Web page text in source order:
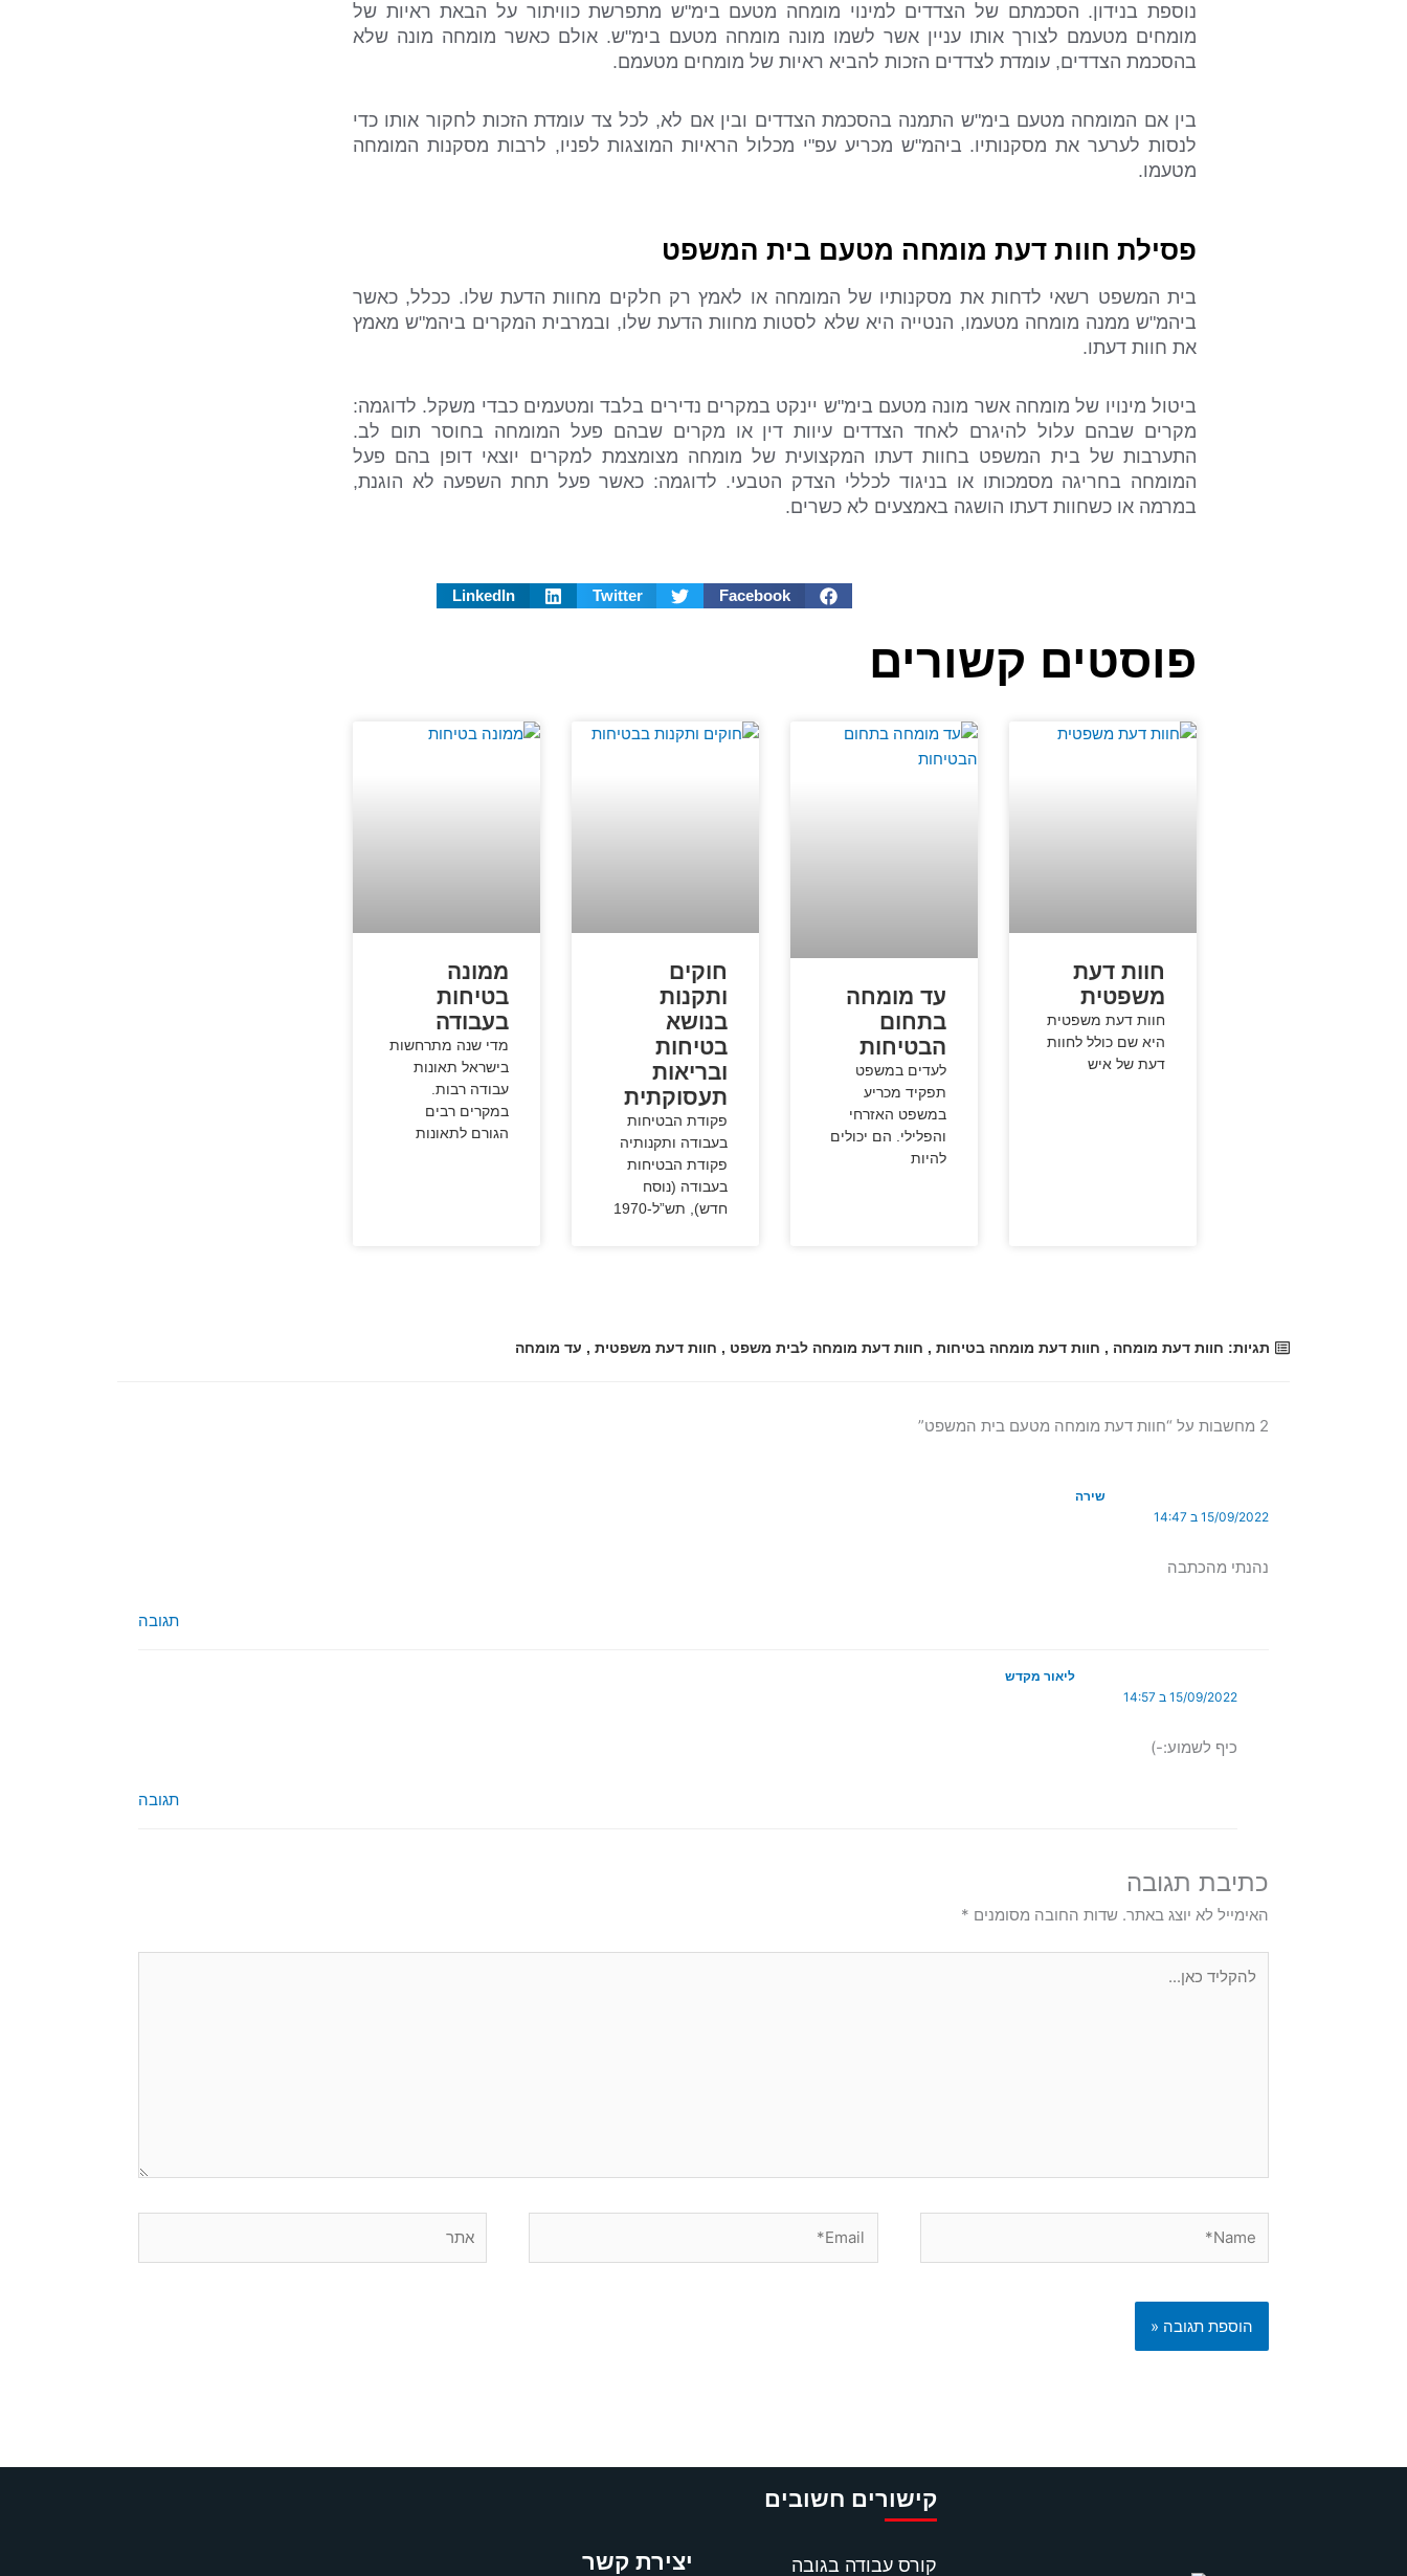
נוספת בנידון. הסכמתם של הצדדים למינוי מומחה מטעם בימ"ש מתפרשת כוויתור על הבאת ראיות של
מומחים מטעמם לצורך אותו עניין אשר לשמו מונה מומחה מטעם בימ"ש. אולם כאשר מומחה מונה שלא
בהסכמת הצדדים, עומדת לצדדים הזכות להביא ראיות של מומחים מטעמם.
בין אם המומחה מטעם בימ"ש התמנה בהסכמת הצדדים ובין אם לא, לכל צד עומדת הזכות לחקור אותו כדי
לנסות לערער את מסקנותיו. ביהמ"ש מכריע עפ"י מכלול הראיות המוצגות לפניו, לרבות מסקנות המומחה
מטעמו.
פסילת חוות דעת מומחה מטעם בית המשפט
בית המשפט רשאי לדחות את מסקנותיו של המומחה או לאמץ רק חלקים מחוות הדעת שלו. ככלל, כאשר
ביהמ"ש ממנה מומחה מטעמו, הנטייה היא שלא לסטות מחוות הדעת שלו, ובמרבית המקרים ביהמ"ש מאמץ
את חוות דעתו.
ביטול מינויו של מומחה אשר מונה מטעם בימ"ש יינקט במקרים נדירים בלבד ומטעמים כבדי משקל. לדוגמה:
מקרים שבהם עלול להיגרם לאחד הצדדים עיוות דין או מקרים שבהם פעל המומחה בחוסר תום לב.
התערבות של בית המשפט בחוות דעתו המקצועית של מומחה מצומצמת למקרים יוצאי דופן בהם פעל
המומחה בחריגה מסמכותו או בניגוד לכללי הצדק הטבעי. לדוגמה: כאשר פעל תחת השפעה לא הוגנת,
במרמה או כשחוות דעתו הושגה באמצעים לא כשרים.
Facebook
Twitter
LinkedIn
פוסטים קשורים
חוות דעת
משפטית
חוות דעת משפטית
היא שם כולל לחוות
דעת של איש
עד מומחה
בתחום
הבטיחות
לעדים במשפט
תפקיד מכריע
במשפט האזרחי
והפלילי. הם יכולים
להיות
חוקים
ותקנות
בנושא
בטיחות
ובריאות
תעסוקתית
פקודת הבטיחות
בעבודה ותקנותיה
פקודת הבטיחות
בעבודה (נוסח
חדש), תש”ל-1970
ממונה
בטיחות
בעבודה
מדי שנה מתרחשות
בישראל תאונות
עבודה רבות.
במקרים רבים
הגורם לתאונות
תגיות: חוות דעת מומחה , חוות דעת מומחה בטיחות , חוות דעת מומחה לבית משפט , חוות דעת משפטית , עד מומחה
2 מחשבות על “חוות דעת מומחה מטעם בית המשפט”
שירה
15/09/2022 ב 14:47
נהנתי מהכתבה
תגובה
ליאור מקדש
15/09/2022 ב 14:57
כיף לשמוע:-)
תגובה
כתיבת תגובה
האימייל לא יוצג באתר. שדות החובה מסומנים *
כאן...
קישורים חשובים
קורס עבודה בגובה
יצירת קשר